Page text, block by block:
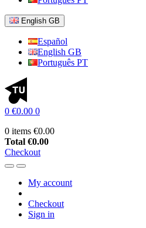
English GB
Español
English GB
Português PT
0 €0.00 0
0 items €0.00
Total €0.00
Checkout
My account
Checkout
Sign in